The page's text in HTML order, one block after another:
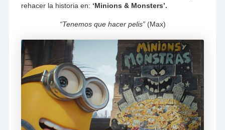
rehacer la historia en: ‘Minions & Monsters’.
“Tenemos que hacer pelis”(Max)